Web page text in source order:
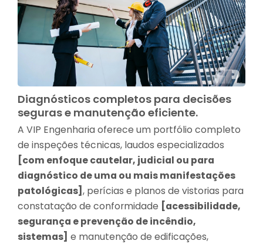
Diagnósticos completos para decisões
seguras e manutenção eficiente.
A VIP Engenharia oferece um portfólio completo
de inspeções técnicas, laudos especializados
[com enfoque cautelar, judicial ou para
diagnóstico de uma ou mais manifestações
patológicas] , perícias e planos de vistorias para
constatação de conformidade [acessibilidade,
segurança e prevenção de incêndio,
sistemas] e manutenção de edificações,